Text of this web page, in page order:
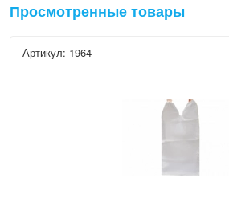
Просмотренные товары
Артикул: 1964